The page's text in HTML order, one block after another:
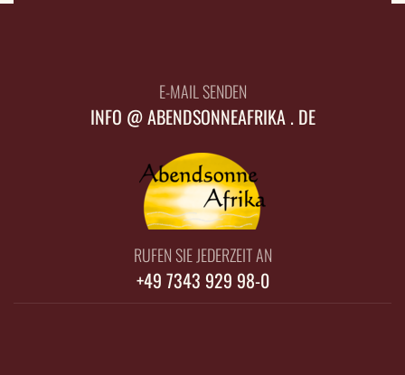
E-MAIL SENDEN
INFO @ ABENDSONNEAFRIKA . DE
RUFEN SIE JEDERZEIT AN
+49 7343 929 98-0